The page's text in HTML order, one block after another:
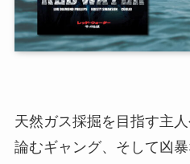
天然ガス採掘を目指す主
論むギャング、そして凶